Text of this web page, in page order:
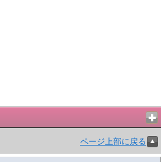
ページ上部に戻る